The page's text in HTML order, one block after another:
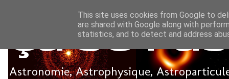
Ça se
Astronomie, Astrophysique,
This site uses cookies from Google to
are shared with Google along with
statistics, and to detect and address